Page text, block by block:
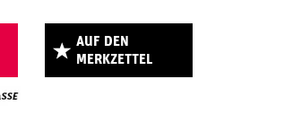
AUF DEN
MERKZETTEL